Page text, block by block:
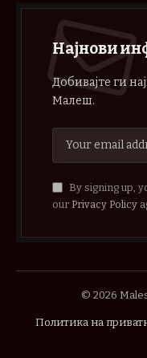
Најнови
Добивајте ги
Малеш.
By signing up,
our Privacy Policy
© 2026
Политика на